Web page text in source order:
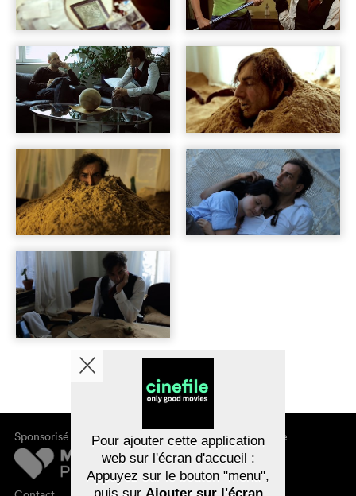
Sponsorisé par
À propos de cinefile
S'inscrire/s'abonner
Newsletter
FAQ
Pour ajouter cette application
web sur l'écran d'accueil :
Appuyez sur le bouton "menu",
puis sur Ajouter sur l'écran